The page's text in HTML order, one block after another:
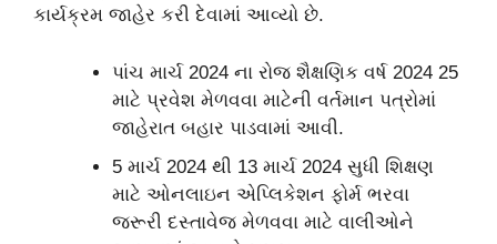
કાર્યક્રમ જાહેર કરી દેવામાં આવ્યો છે.
પાંચ માર્ચ 2024 ના રોજ શૈક્ષણિક વર્ષ 2024 25
માટે પ્રવેશ મેળવવા માટેની વર્તમાન પત્રોમાં
જાહેરાત બહાર પાડવામાં આવી.
5 માર્ચ 2024 થી 13 માર્ચ 2024 સુધી શિક્ષણ
માટે ઓનલાઇન એપ્લિકેશન ફોર્મ ભરવા
જરૂરી દસ્તાવેજ મેળવવા માટે વાલીઓને